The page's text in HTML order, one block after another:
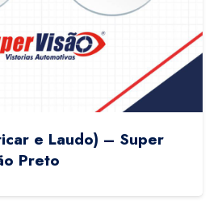
e Laudo) – Super
Preto